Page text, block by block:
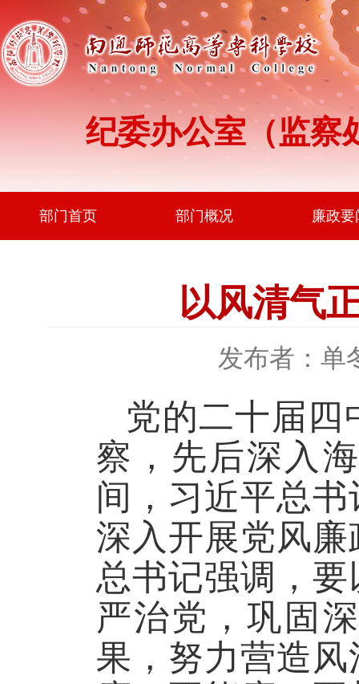
纪委办公室（监察
部门首页 部门概况 廉政要
以风清气
发布者：单
党的二十届四
察，先后深入
间，习近平总
深入开展党风
总书记强调，
严治党，巩固
果，努力营造